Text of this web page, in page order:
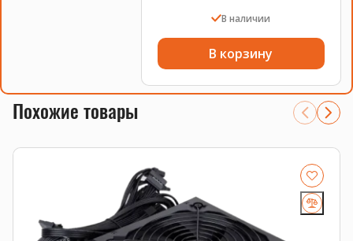
В наличии
В корзину
Похожие товары